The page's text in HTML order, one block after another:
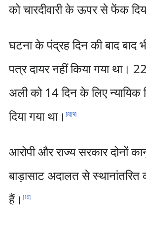
को चारदीवारी के ऊपर से फेंक
घटना के पंद्रह दिन की बाद बाद
पत्र दायर नहीं किया गया था।
अली को 14 दिन के लिए न्यायिक
दिया गया था। [8][9]
आरोपी और राज्य सरकार दोनों
बाड़ासाट अदालत से स्थानांतरित
हैं। [10]